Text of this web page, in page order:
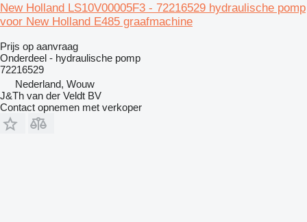
New Holland LS10V00005F3 - 72216529 hydraulische pomp
voor New Holland E485 graafmachine
Prijs op aanvraag
Onderdeel - hydraulische pomp
72216529
Nederland, Wouw
J&Th van der Veldt BV
Contact opnemen met verkoper